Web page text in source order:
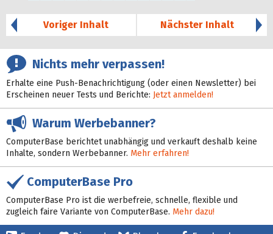
Voriger Inhalt
Nächster Inhalt
Nichts mehr verpassen!
Erhalte eine Push-Benachrichtigung (oder einen Newsletter) bei
Erscheinen neuer Tests und Berichte: Jetzt anmelden!
Warum Werbebanner?
ComputerBase berichtet unabhängig und verkauft deshalb keine
Inhalte, sondern Werbebanner. Mehr erfahren!
ComputerBase Pro
ComputerBase Pro ist die werbefreie, schnelle, flexible und
zugleich faire Variante von ComputerBase. Mehr dazu!